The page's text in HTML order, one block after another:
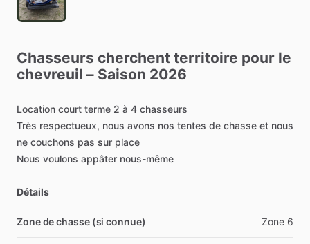
Chasseurs cherchent territoire pour le
chevreuil – Saison 2026
Location court terme 2 à 4 chasseurs
Très respectueux, nous avons nos tentes de chasse et nous
ne couchons pas sur place
Nous voulons appâter nous-même
Détails
Zone de chasse (si connue) Zone 6